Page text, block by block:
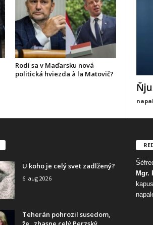
Rodí sa v Maďarsku nová
politická hviezda à la Matovič?
U koho je celý svet zadlžený?
6. aug 2026
Teherán pohrozil susedom,
Mgr.